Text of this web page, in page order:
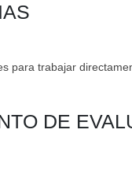
para trabajar
DE